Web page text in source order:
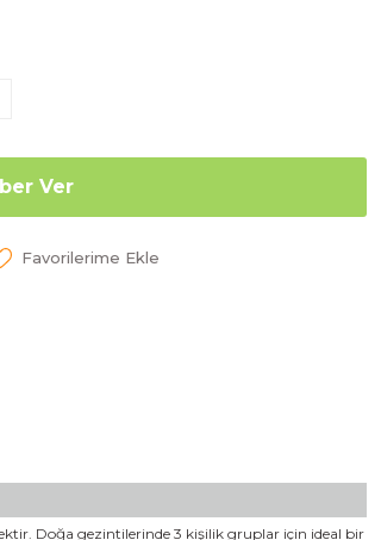
Ver
Doğa gezintilerinde 3 kişilik gruplar için ideal bir